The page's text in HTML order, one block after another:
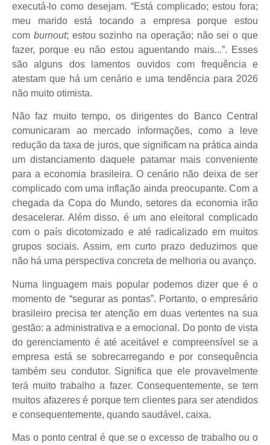
executá-lo como desejam. “Está complicado; estou fora;
meu marido está tocando a empresa porque estou
com burnout; estou sozinho na operação; não sei o que
fazer, porque eu não estou aguentando mais...”. Esses
são alguns dos lamentos ouvidos com frequência e
atestam que há um cenário e uma tendência para 2026
não muito otimista.
Não faz muito tempo, os dirigentes do Banco Central
comunicaram ao mercado informações, como a leve
redução da taxa de juros, que significam na prática ainda
um distanciamento daquele patamar mais conveniente
para a economia brasileira. O cenário não deixa de ser
complicado com uma inflação ainda preocupante. Com a
chegada da Copa do Mundo, setores da economia irão
desacelerar. Além disso, é um ano eleitoral complicado
com o país dicotomizado e até radicalizado em muitos
grupos sociais. Assim, em curto prazo deduzimos que
não há uma perspectiva concreta de melhoria ou avanço.
Numa linguagem mais popular podemos dizer que é o
momento de “segurar as pontas”. Portanto, o empresário
brasileiro precisa ter atenção em duas vertentes na sua
gestão: a administrativa e a emocional. Do ponto de vista
do gerenciamento é até aceitável e compreensível se a
empresa está se sobrecarregando e por consequência
também seu condutor. Significa que ele provavelmente
terá muito trabalho a fazer. Consequentemente, se tem
muitos afazeres é porque tem clientes para ser atendidos
e consequentemente, quando saudável, caixa.
Mas o ponto central é que se o excesso de trabalho ou o